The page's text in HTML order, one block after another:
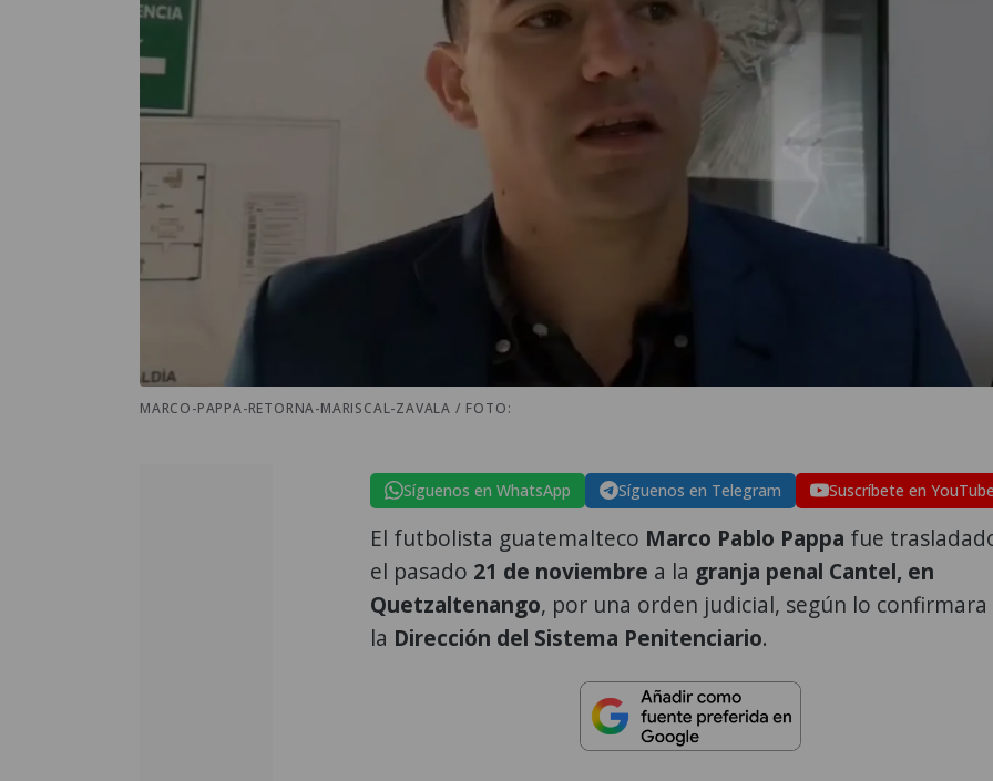
MARCO-PAPPA-RETORNA-MARISCAL-ZAVALA / FOTO:
Síguenos en WhatsApp Síguenos en Telegram Suscríbete en
El futbolista guatemalteco Marco Pablo Pappa fue
el pasado 21 de noviembre a la granja penal Cantel, en
Quetzaltenango, por una orden judicial, según lo confirmara
la Dirección del Sistema Penitenciario.